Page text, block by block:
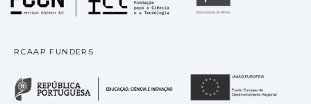
RCAAP FUNDERS
República Portuguesa